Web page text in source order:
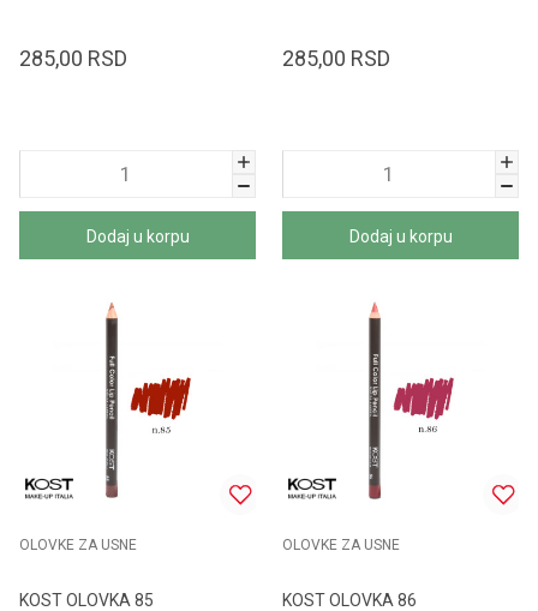
285,00 RSD
Dodaj u korpu
285,00 RSD
Dodaj u korpu
OLOVKE ZA USNE
KOST OLOVKA 85
OLOVKE ZA USNE
KOST OLOVKA 86